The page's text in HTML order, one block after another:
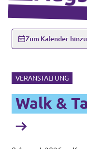
Zum Kalender
VERANSTALTUNG
Walk &